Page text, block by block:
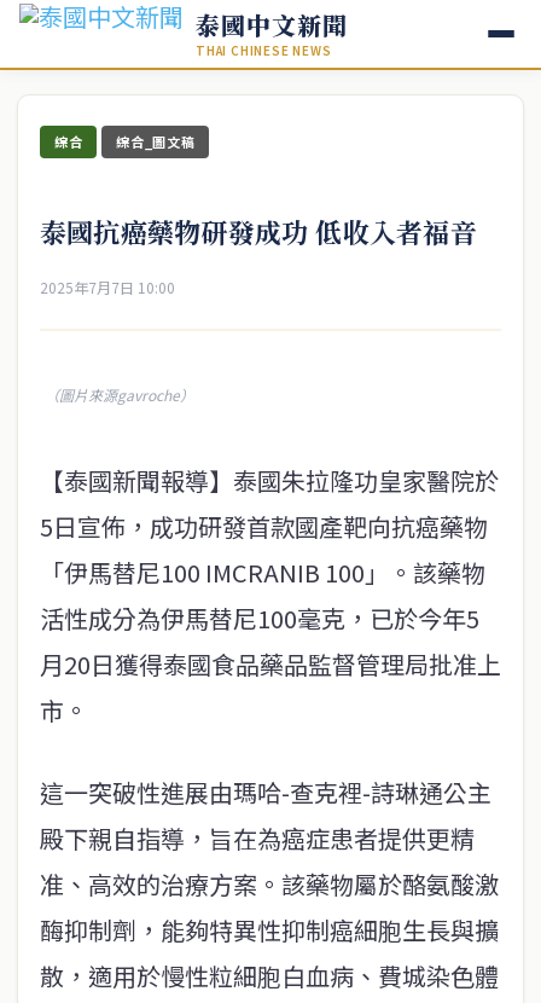
泰國中文新聞
THAI CHINESE NEWS
綜合 綜合_圖文稿
泰國抗癌藥物研發成功 低收入者福音
2025年7月7日 10:00
（圖片來源gavroche）
【泰國新聞報導】泰國朱拉隆功皇家醫院於
5日宣佈，成功研發首款國產靶向抗癌藥物
「伊馬替尼100 IMCRANIB 100」。該藥物
活性成分為伊馬替尼100毫克，已於今年5
月20日獲得泰國食品藥品監督管理局批准上
市。
這一突破性進展由瑪哈-查克裡-詩琳通公主
殿下親自指導，旨在為癌症患者提供更精
准、高效的治療方案。該藥物屬於酪氨酸激
酶抑制劑，能夠特異性抑制癌細胞生長與擴
散，適用於慢性粒細胞白血病、費城染色體